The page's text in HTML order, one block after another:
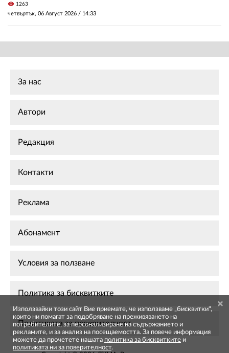
visibility 1263
четвъртък, 06 Август 2026 / 14:33
За нас
Автори
Редакция
Контакти
Реклама
Абонамент
Условия за ползване
Политика за бисквитките
Политиката за поверителност
Използвайки този сайт Вие приемате, че използваме „бисквитки",
които ни помагат за подобряване на преживяването на
потребителите, за персонализиране на съдържанието и
рекламите, и за анализ на посещаемостта. За повече информация
можете да прочетете нашата политика за бисквитките и
политиката ни за поверителност.